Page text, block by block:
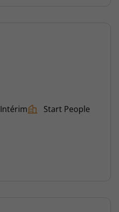
Intérim
Start People